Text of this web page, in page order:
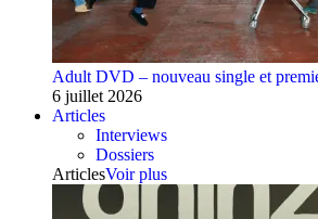
Adult DVD – nouveau single et
6 juillet 2026
Articles
Interviews
Dossiers
ArticlesVoir plus